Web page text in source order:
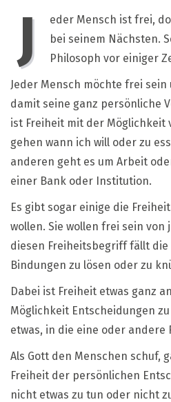
J
eder Mensch ist frei,
bei seinem Nächsten.
Philosoph vor einiger
Jeder Mensch möchte frei
damit seine ganz persönliche
ist Freiheit mit der Möglichkeit
gehen wann ich will oder zu
anderen geht es um Arbeit
einer Bank oder Institution.
Es gibt sogar einige die
wollen. Sie wollen frei sein von
diesen Freiheitsbegriff fällt die
Bindungen zu lösen oder zu
Dabei ist Freiheit etwas ganz
Möglichkeit Entscheidungen
etwas, in die eine oder andere
Als Gott den Menschen schuf,
Freiheit der persönlichen
nicht etwas zu tun oder nicht